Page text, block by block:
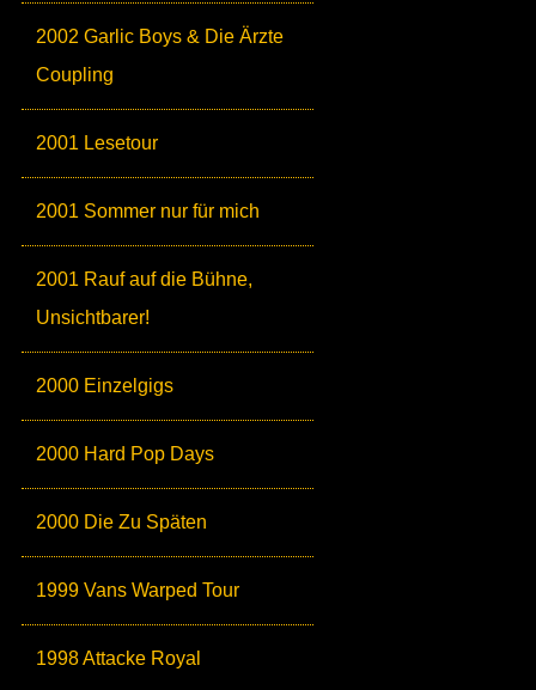
2002 Garlic Boys & Die Ärzte
Coupling
2001 Lesetour
2001 Sommer nur für mich
2001 Rauf auf die Bühne,
Unsichtbarer!
2000 Einzelgigs
2000 Hard Pop Days
2000 Die Zu Späten
1999 Vans Warped Tour
1998 Attacke Royal